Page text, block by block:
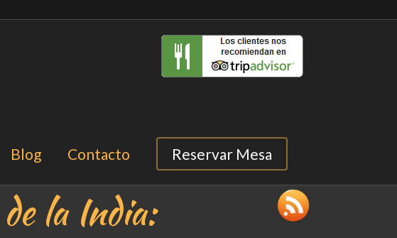
Blog Contacto Reservar Mesa
la India: